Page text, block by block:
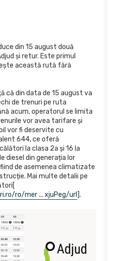
din 15 august două
și retur. Este primul
această rută fără
că din data de 15 august va
de trenuri pe ruta
acum, operatorul se limita
vor avea tarifare și
vor fi deservite cu
644, ce oferă
la clasa 2a și 16 la
diesel din generația lor
de asemenea climatizate
Mai multe detalii pe
ro/mer ... xjuPeg/url ].